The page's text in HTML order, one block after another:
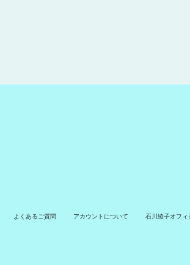
よくあるご質問 アカウントについて 石川綾子オフィ